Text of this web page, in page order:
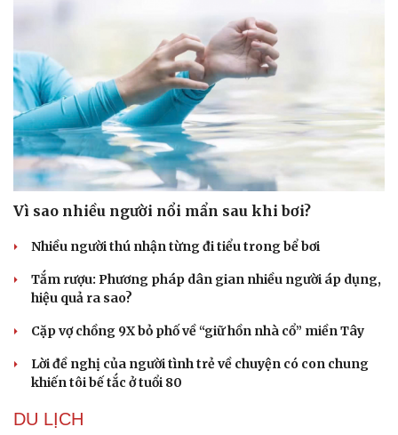
Vì sao nhiều người nổi mẩn sau khi bơi?
Nhiều người thú nhận từng đi tiểu trong bể bơi
Tắm rượu: Phương pháp dân gian nhiều người áp dụng,
hiệu quả ra sao?
Cặp vợ chồng 9X bỏ phố về “giữ hồn nhà cổ” miền Tây
Lời đề nghị của người tình trẻ về chuyện có con chung
khiến tôi bế tắc ở tuổi 80
DU LỊCH